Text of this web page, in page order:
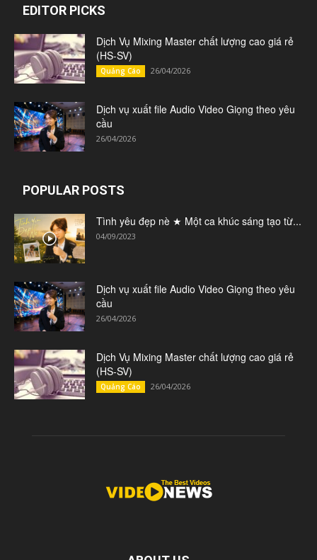
EDITOR PICKS
Dịch Vụ Mixing Master chất lượng cao giá rẻ
(HS-SV)
Quảng Cáo 26/04/2026
Dịch vụ xuất file Audio Video Giọng theo yêu
cầu
26/04/2026
POPULAR POSTS
Tình yêu đẹp nè ★ Một ca khúc sáng tạo từ...
04/09/2023
Dịch vụ xuất file Audio Video Giọng theo yêu
cầu
26/04/2026
Dịch Vụ Mixing Master chất lượng cao giá rẻ
(HS-SV)
Quảng Cáo 26/04/2026